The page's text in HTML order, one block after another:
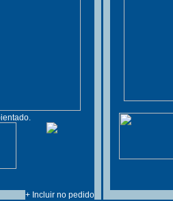
+ Incluir no pedido